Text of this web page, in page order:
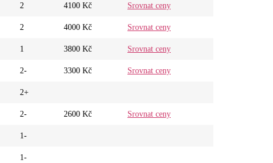
2 4100 Kč Srovnat ceny
2 4000 Kč Srovnat ceny
1 3800 Kč Srovnat ceny
2- 3300 Kč Srovnat ceny
2+
2- 2600 Kč Srovnat ceny
1-
1-